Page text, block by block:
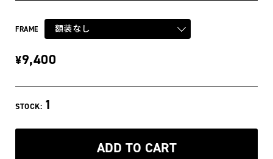
FRAME 額装なし
¥9,400
STOCK: 1
ADD TO CART